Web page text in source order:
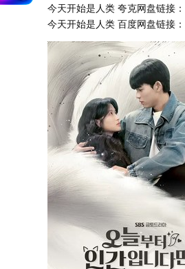
今天开始是人类 夸克网盘链接：
今天开始是人类 百度网盘链接：